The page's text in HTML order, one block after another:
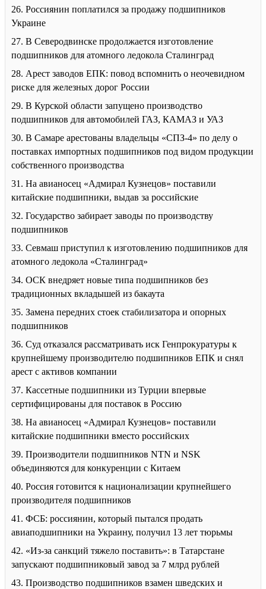
26. Россиянин поплатился за продажу подшипников
Украине
27. В Северодвинске продолжается изготовление
подшипников для атомного ледокола Сталинград
28. Арест заводов ЕПК: повод вспомнить о неочевидном
риске для железных дорог России
29. В Курской области запущено производство
подшипников для автомобилей ГАЗ, КАМАЗ и УАЗ
30. В Самаре арестованы владельцы «СПЗ-4» по делу о
поставках импортных подшипников под видом продукции
собственного производства
31. На авианосец «Адмирал Кузнецов» поставили
китайские подшипники, выдав за российские
32. Государство забирает заводы по производству
подшипников
33. Севмаш приступил к изготовлению подшипников для
атомного ледокола «Сталинград»
34. ОСК внедряет новые типа подшипников без
традиционных вкладышей из бакаута
35. Замена передних стоек стабилизатора и опорных
подшипников
36. Суд отказался рассматривать иск Генпрокуратуры к
крупнейшему производителю подшипников ЕПК и снял
арест с активов компании
37. Кассетные подшипники из Турции впервые
сертифицированы для поставок в Россию
38. На авианосец «Адмирал Кузнецов» поставили
китайские подшипники вместо российских
39. Производители подшипников NTN и NSK
объединяются для конкуренции с Китаем
40. Россия готовится к национализации крупнейшего
производителя подшипников
41. ФСБ: россиянин, который пытался продать
авиаподшипники на Украину, получил 13 лет тюрьмы
42. «Из-за санкций тяжело поставить»: в Татарстане
запускают подшипниковый завод за 7 млрд рублей
43. Производство подшипников взамен шведских и